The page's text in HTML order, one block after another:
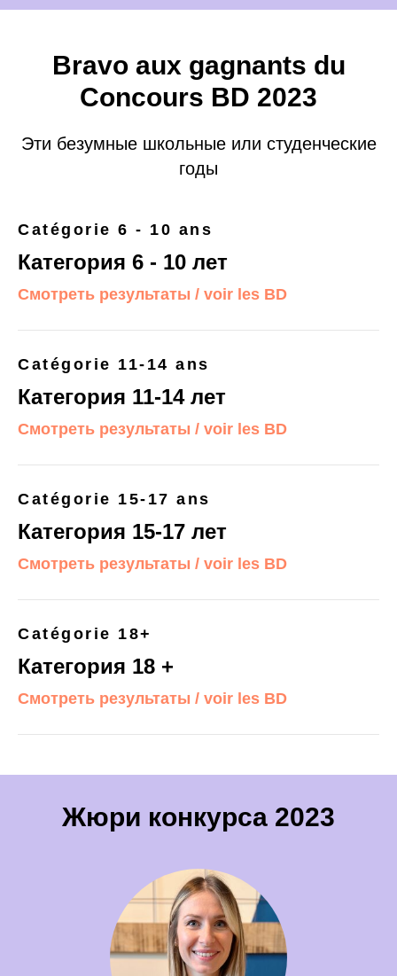
Bravo aux gagnants du
Concours BD 2023
Эти безумные школьные или студенческие
годы
Catégorie 6 - 10 ans
Категория 6 - 10 лет
Смотреть результаты / voir les BD
Catégorie 11-14 ans
Категория 11-14 лет
Смотреть результаты / voir les BD
Catégorie 15-17 ans
Категория 15-17 лет
Смотреть результаты / voir les BD
Catégorie 18+
Категория 18 +
Смотреть результаты / voir les BD
Жюри конкурса 2023